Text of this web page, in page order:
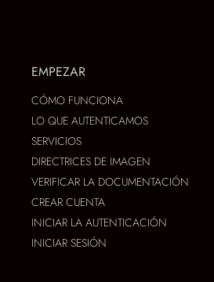
EMPEZAR
CÓMO FUNCIONA
LO QUE AUTENTICAMOS
SERVICIOS
DIRECTRICES DE IMAGEN
VERIFICAR LA DOCUMENTACIÓN
CREAR CUENTA
INICIAR LA AUTENTICACIÓN
INICIAR SESIÓN